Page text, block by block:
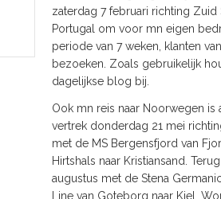
zaterdag 7 februari richting Zuid
Portugal om voor mn eigen
periode van 7 weken, klanten
bezoeken. Zoals gebruikelijk
dagelijkse blog bij.
Ook mn reis naar Noorwegen is
vertrek donderdag 21 mei
met de MS Bergensfjord van
Hirtshals naar Kristiansand.
augustus met de Stena
Line van Goteborg naar Kiel.